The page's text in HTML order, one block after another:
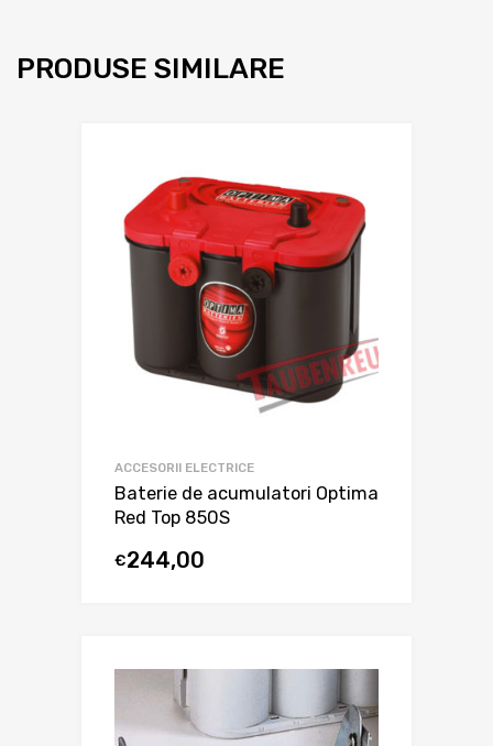
PRODUSE SIMILARE
ACCESORII ELECTRICE
Baterie de acumulatori Optima
Red Top 850S
€244,00